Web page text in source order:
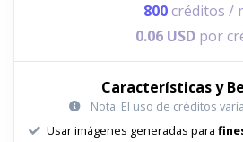
800créditos /
0.06 USD por
Características y
Nota: El uso de créditos
Usar imágenes generadas para